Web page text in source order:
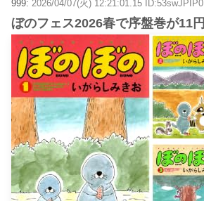
999: 2026/04/07(火) 12:21:01.15 ID:53swJPIP0
ぼのフェス2026春で序盤巻が11円